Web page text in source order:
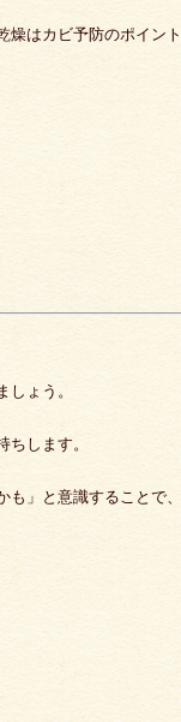
はカビ予防のポイント
ょう。
します。
」と意識することで